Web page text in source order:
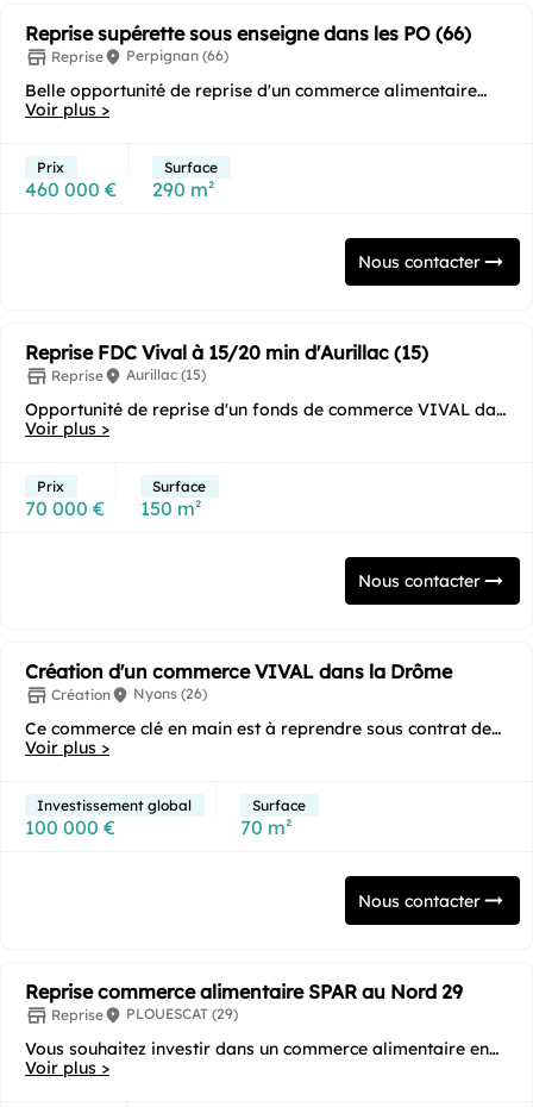
Reprise supérette sous enseigne dans les PO (66)
Reprise Perpignan (66)
Belle opportunité de reprise d'un commerce alimentaire
sous enseigne, idéalement situé au cœur d'un...
Voir plus >
Prix
460 000 €
Surface
290 m²
Nous contacter
Reprise FDC Vival à 15/20 min d'Aurillac (15)
Reprise Aurillac (15)
Opportunité de reprise d'un fonds de commerce VIVAL dans
une bourgade touristique et dynamique du...
Voir plus >
Prix
70 000 €
Surface
150 m²
Nous contacter
Création d'un commerce VIVAL dans la Drôme
Création Nyons (26)
Ce commerce clé en main est à reprendre sous contrat de
franchise et nécessite un apport personnel...
Voir plus >
Investissement global
100 000 €
Surface
70 m²
Nous contacter
Reprise commerce alimentaire SPAR au Nord 29
Reprise PLOUESCAT (29)
Vous souhaitez investir dans un commerce alimentaire en
franchise clé en main sous enseigne ? Cette...
Voir plus >